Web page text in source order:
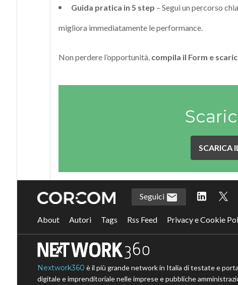
Guida pratica in 5 step – Segui un percorso
migliora immediatamente le performance.
Non perdere l’opportunità, compila il Form e
SCARICA
Seguici
About Autori Tags Rss Feed Privacy e Cookie
Nextwork360 è il più grande network in Italia di testate e
digitale e imprenditoriale nelle imprese e pubbliche